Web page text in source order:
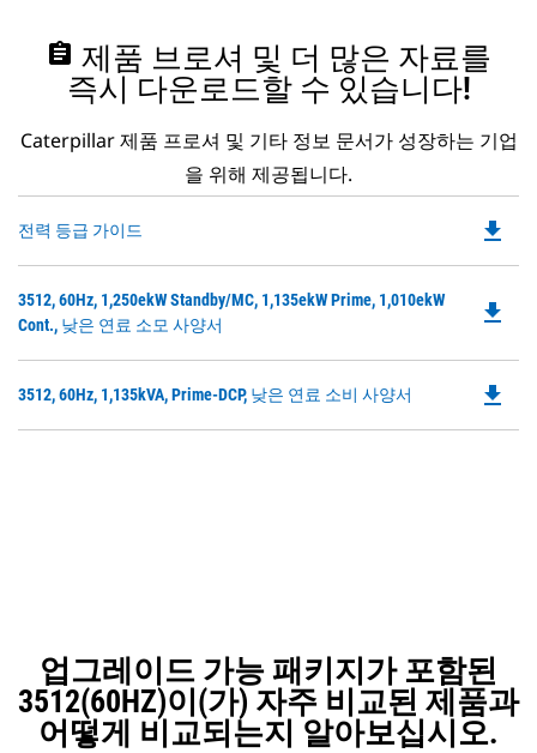
assignment 제품 브로셔 및 더 많은 자료를
즉시 다운로드할 수 있습니다!
Caterpillar 제품 프로셔 및 기타 정보 문서가 성장하는 기업
을 위해 제공됩니다.
전력 등급 가이드 file_download
3512, 60Hz, 1,250ekW Standby/MC, 1,135ekW Prime, 1,010ekW
Cont., 낮은 연료 소모 사양서
file_download
3512, 60Hz, 1,135kVA, Prime-DCP, 낮은 연료 소비 사양서 file_download
업그레이드 가능 패키지가 포함된
3512(60HZ)이(가) 자주 비교된 제품과
어떻게 비교되는지 알아보십시오.